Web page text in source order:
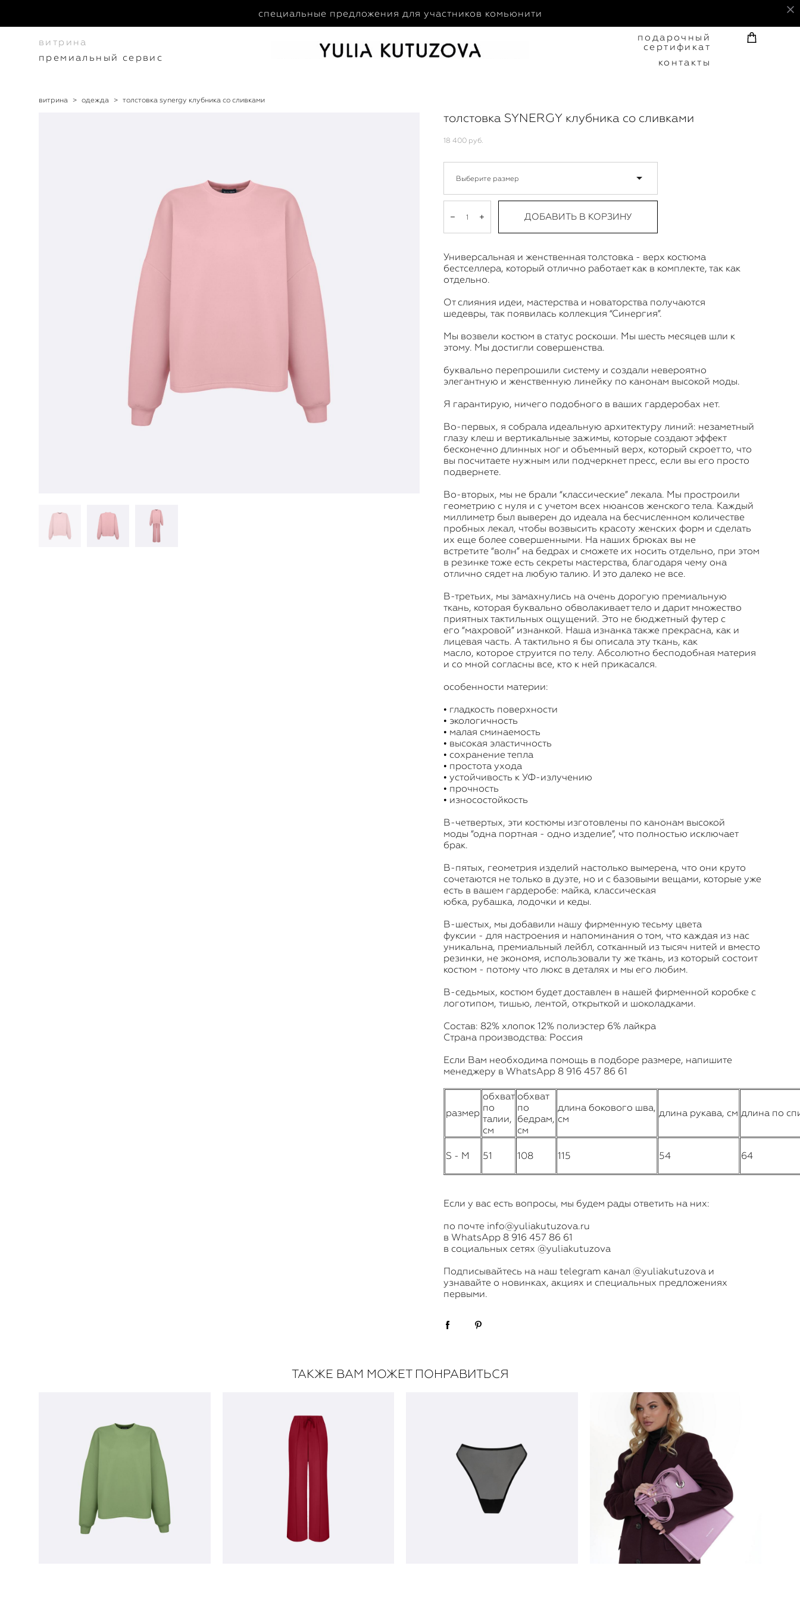
специальные предложения для участников комьюнити
витрина
премиальный сервис
подарочный
сертификат
контакты
витрина > одежда > толстовка synergy клубника со сливками
толстовка SYNERGY клубника со сливками
18 400 pуб.
Выберите размер
ДОБАВИТЬ В КОРЗИНУ
Универсальная и женственная толстовка - верх костюма
бестселлера, который отлично работает как в комплекте, так как
отдельно.
От слияния идеи, мастерства и новаторства получаются
шедевры, так появилась коллекция “Синергия”.
Мы возвели костюм в статус роскоши. Мы шесть месяцев шли к
этому. Мы достигли совершенства.
буквально перепрошили систему и создали невероятно
элегантную и женственную линейку по канонам высокой моды.
Я гарантирую, ничего подобного в ваших гардеробах нет.
Во-первых, я собрала идеальную архитектуру линий: незаметный
глазу клеш и вертикальные зажимы, которые создают эффект
бесконечно длинных ног и объемный верх, который скроет то, что
вы посчитаете нужным или подчеркнет пресс, если вы его просто
подвернете.
Во-вторых, мы не брали “классические” лекала. Мы простроили
геометрию с нуля и с учетом всех нюансов женского тела. Каждый
миллиметр был выверен до идеала на бесчисленном количестве
пробных лекал, чтобы возвысить красоту женских форм и сделать
их еще более совершенными. На наших брюках вы не
встретите “волн” на бедрах и сможете их носить отдельно, при этом
в резинке тоже есть секреты мастерства, благодаря чему она
отлично сядет на любую талию. И это далеко не все.
В-третьих, мы замахнулись на очень дорогую премиальную
ткань, которая буквально обволакивает тело и дарит множество
приятных тактильных ощущений. Это не бюджетный футер с
его “махровой” изнанкой. Наша изнанка также прекрасна, как и
лицевая часть. А тактильно я бы описала эту ткань, как
масло, которое струится по телу. Абсолютно бесподобная материя
и со мной согласны все, кто к ней прикасался.
особенности материи:
• гладкость поверхности
• экологичность
• малая сминаемость
• высокая эластичность
• сохранение тепла
• простота ухода
• устойчивость к УФ-излучению
• прочность
• износостойкость
В-четвертых, эти костюмы изготовлены по канонам высокой
моды “одна портная - одно изделие”, что полностью исключает
брак.
В-пятых, геометрия изделий настолько вымерена, что они круто
сочетаются не только в дуэте, но и с базовыми вещами, которые уже
есть в вашем гардеробе: майка, классическая
юбка, рубашка, лодочки и кеды.
В-шестых, мы добавили нашу фирменную тесьму цвета
фуксии - для настроения и напоминания о том, что каждая из нас
уникальна, премиальный лейбл, сотканный из тысяч нитей и вместо
резинки, не экономя, использовали ту же ткань, из который состоит
костюм - потому что люкс в деталях и мы его любим.
В-седьмых, костюм будет доставлен в нашей фирменной коробке с
логотипом, тишью, лентой, открыткой и шоколадками.
Состав: 82% хлопок 12% полиэстер 6% лайкра
Страна производства: Россия
Если Вам необходима помощь в подборе размере, напишите
менеджеру в WhatsApp 8 916 457 86 61
размер
обхват
по
талии,
см
обхват
по
бедрам,
см
длина бокового шва,
см
длина рукава, см длина по
S - М 51 108 115 54 64
Если у вас есть вопросы, мы будем рады ответить на них:
по почте info@yuliakutuzova.ru
в WhatsApp 8 916 457 86 61
в социальных сетях @yuliakutuzova
​Подписывайтесь на наш telegram канал @yuliakutuzovaи
узнавайте о новинках, акциях и специальных предложениях
первыми.
ТАКЖЕ ВАМ МОЖЕТ ПОНРАВИТЬСЯ
толстовка SYNERGY дерзкая
брюки SYNERGY роскошный
рубин
18 600 pуб.
трусики Pamela ночь нежна
4 900 pуб.
пальто Tilia из кашемира и
премиальной шерсти винного
цвета
90 000 pуб.